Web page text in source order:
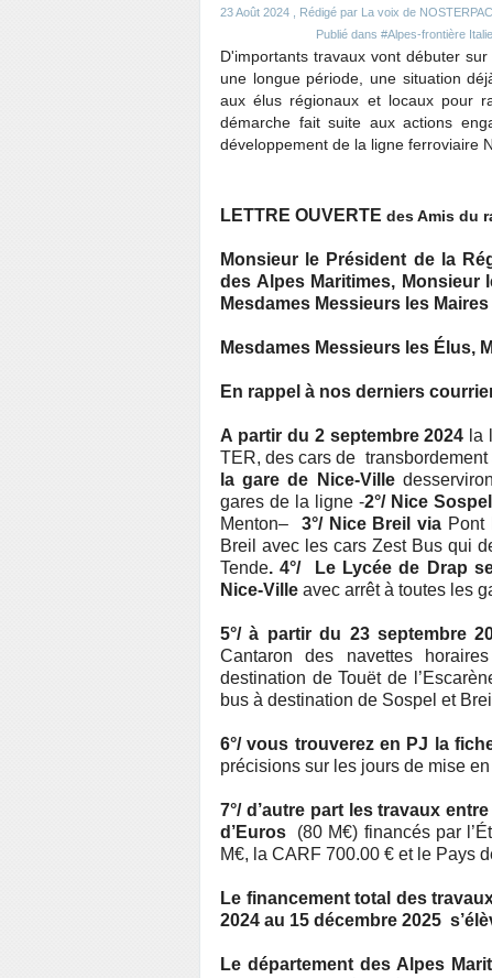
23 Août 2024 , Rédigé par La voix de
Publié dans #Alpes-frontière
D'importants travaux vont débuter
une longue période, une situation
aux élus régionaux et locaux pour
démarche fait suite aux actions
développement de la ligne ferroviaire
LETTRE OUVERTE des Amis du
Monsieur le Président de la
des Alpes Maritimes, Monsieur
Mesdames Messieurs les
Mesdames Messieurs les Élus,
En rappel à nos derniers
A partir du 2 septembre 2024 la
TER, des cars de
la gare de Nice-Ville
gares de la ligne -2°/ Nice
Menton– 3°/ Nice Breil via Pont
Breil avec les cars Zest Bus qui
Tende. 4°/ Le Lycée de Drap
Nice-Ville avec arrêt à toutes les
5°/ à partir du 23 septembre
Cantaron des navettes
destination de Touët de
bus à destination de Sospel et
6°/ vous trouverez en PJ la
précisions sur les jours de mise
7°/ d’autre part les travaux
d’Euros (80 M€) financés par
M€, la CARF 700.00 € et le Pays
Le financement total des
2024 au 15 décembre 2025
Le département des Alpes